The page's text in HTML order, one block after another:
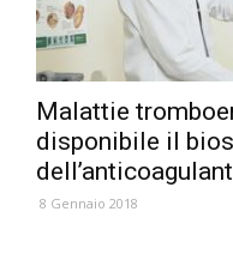
Malattie
disponibile il
8 Gennaio 2018